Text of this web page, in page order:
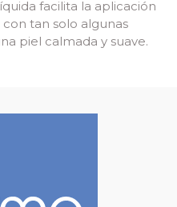
facilita la aplicación
tan solo algunas
piel calmada y suave.